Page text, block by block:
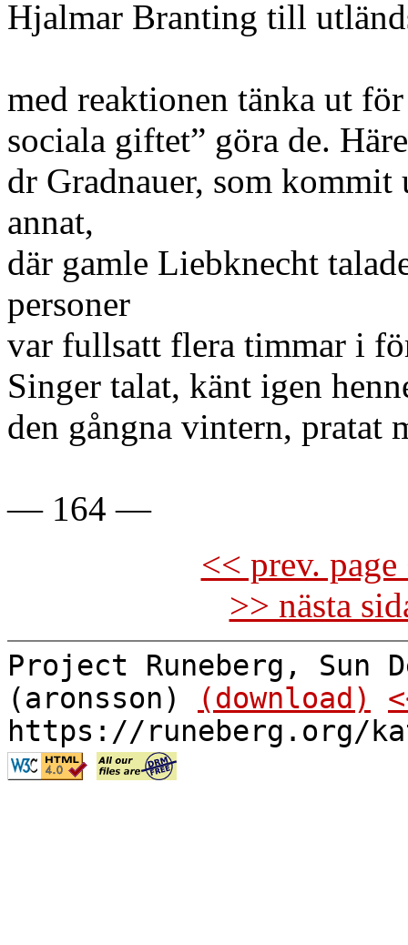
Hjalmar Branting till
med reaktionen tänka ut
sociala giftet” göra de.
dr Gradnauer, som
annat,
där gamle Liebknecht
personer
var fullsatt flera timmar i
Singer talat, känt igen
den gångna vintern, pratat
— 164 —
<< prev.
>> nästa
Project Runeberg, Sun
(aronsson)
(download)
https://runeberg.org/